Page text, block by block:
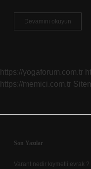
Devamını okuyun
https://yogaforum.com.tr
https://memici.com.tr
Sidebar
Son Yazılar
Varant nedir kıymetli evrak ?